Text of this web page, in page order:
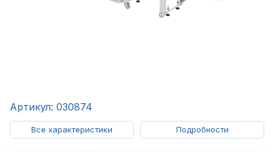
Артикул: 030874
Все характеристики Подробности